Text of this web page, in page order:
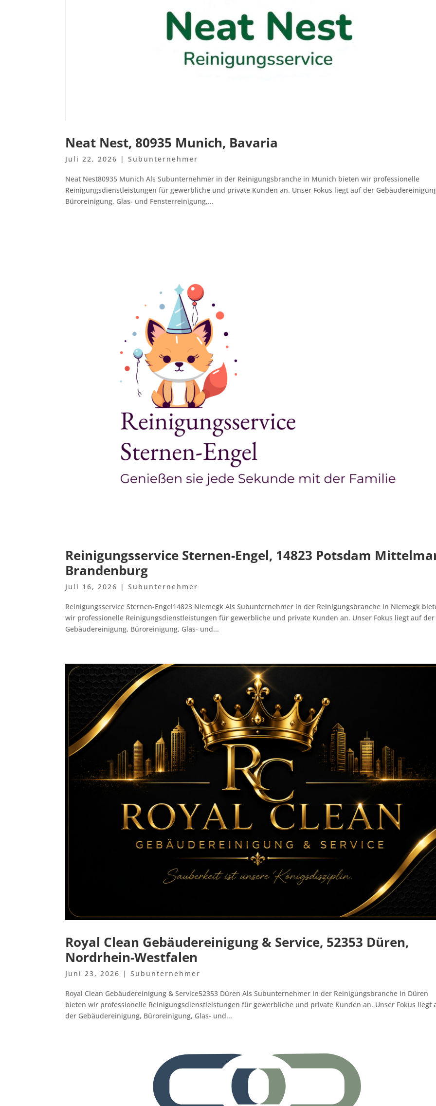
Neat Nest, 80935 Munich, Bavaria
Juli 22, 2026 |Subunternehmer
Neat Nest80935 Munich Als Subunternehmer in der Reinigungsbranche in Munich bieten wir professionelle
Reinigungsdienstleistungen für gewerbliche und private Kunden an. Unser Fokus liegt auf der
Büroreinigung, Glas- und Fensterreinigung,...
Reinigungsservice Sternen-Engel, 14823 Potsdam
Brandenburg
Juli 16, 2026 |Subunternehmer
Reinigungsservice Sternen-Engel14823 Niemegk Als Subunternehmer in der Reinigungsbranche in Niemegk
wir professionelle Reinigungsdienstleistungen für gewerbliche und private Kunden an. Unser Fokus liegt auf der
Gebäudereinigung, Büroreinigung, Glas- und...
Royal Clean Gebäudereinigung & Service, 52353 Düren,
Nordrhein-Westfalen
Juni 23, 2026 |Subunternehmer
Royal Clean Gebäudereinigung & Service52353 Düren Als Subunternehmer in der Reinigungsbranche in Düren
bieten wir professionelle Reinigungsdienstleistungen für gewerbliche und private Kunden an. Unser Fokus liegt
der Gebäudereinigung, Büroreinigung, Glas- und...